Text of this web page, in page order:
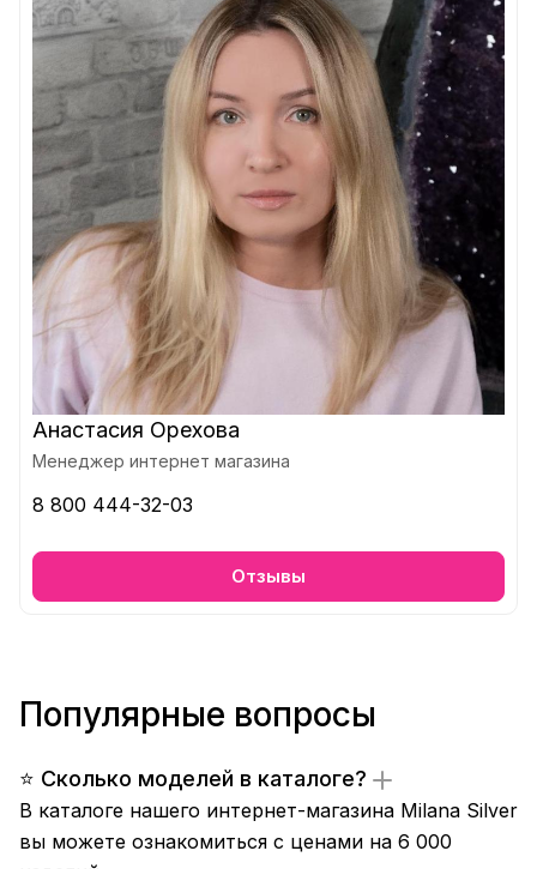
Анастасия Орехова
Менеджер интернет магазина
8 800 444-32-03
Отзывы
Популярные вопросы
⭐ Сколько моделей в каталоге?
В каталоге нашего интернет-магазина Milana Silver
вы можете ознакомиться с ценами на 6 000